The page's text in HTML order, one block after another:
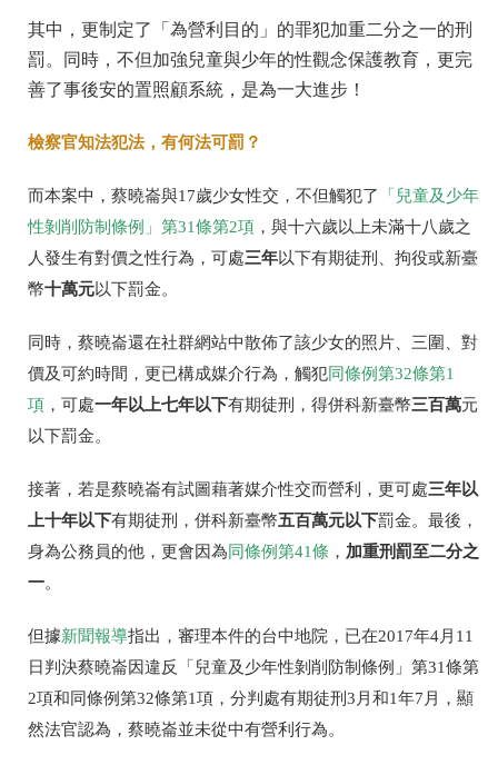
其中，更制定了「為營利目的」的罪犯加重二分之一的刑
罰。同時，不但加強兒童與少年的性觀念保護教育，更完
善了事後安的置照顧系統，是為一大進步！
檢察官知法犯法，有何法可罰？
而本案中，蔡曉崙與17歲少女性交，不但觸犯了
「兒童及少年
性剝削防制條例」第31條第2項 ，與十六歲以上未滿十八歲之
人發生有對價之性行為，可處三年以下有期徒刑、拘役或新臺
幣十萬元以下罰金。
同時，蔡曉崙還在社群網站中散佈了該少女的照片、三圍、對
價及可約時間，更已構成媒介行為，觸犯同條例第32條第1
項 ，可處一年以上七年以下有期徒刑，得併科新臺幣三百萬元
以下罰金。
接著，若是蔡曉崙有試圖藉著媒介性交而營利，更可處三年以
上十年以下有期徒刑，併科新臺幣五百萬元以下罰金。最後，
身為公務員的他，更會因為同條例第41條 ， 加重刑罰至二分之
一。
但據新聞報導指出，審理本件的台中地院，已在2017年4月11
日判決蔡曉崙因違反「兒童及少年性剝削防制條例」第31條第
2項和同條例第32條第1項，分判處有期徒刑3月和1年7月，顯
然法官認為，蔡曉崙並未從中有營利行為。